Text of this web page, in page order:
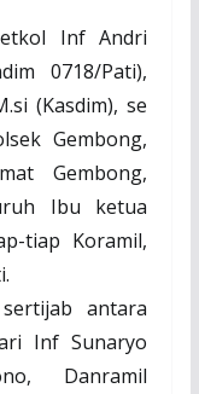
Inf Andri
0718/Pati),
(Kasdim), se
Gembong,
Gembong,
Ibu ketua
tiap Koramil,
antara
Inf Sunaryo
Danramil